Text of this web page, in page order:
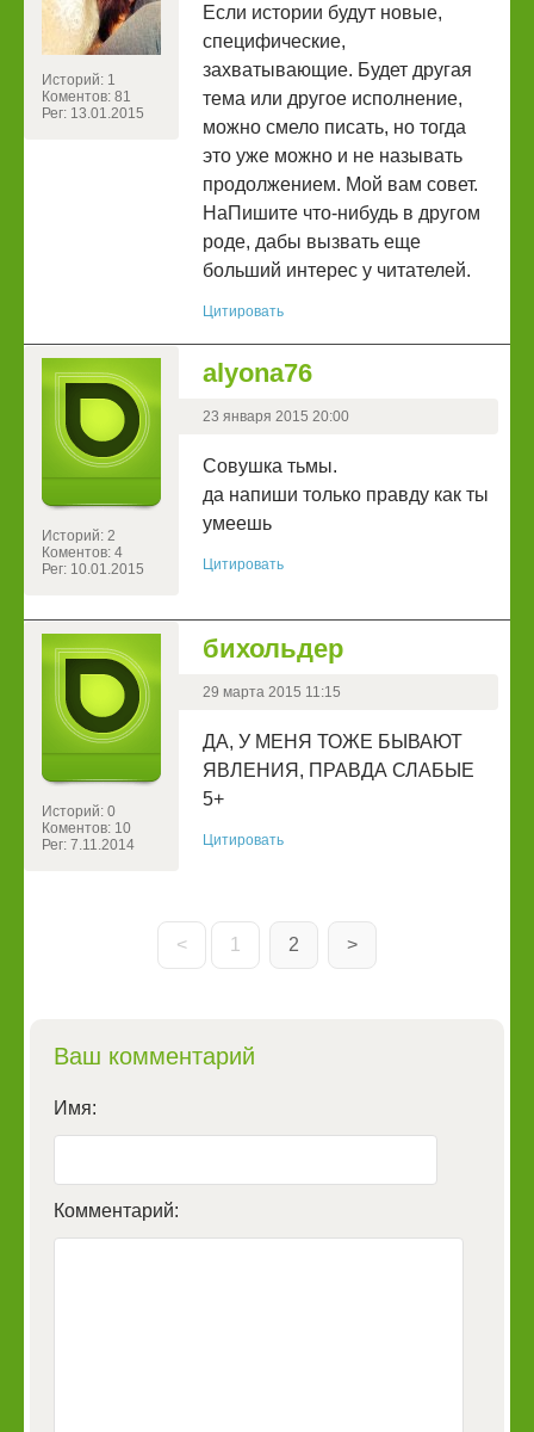
Историй: 1
Коментов: 81
Рег: 13.01.2015
Если истории будут новые,
специфические,
захватывающие. Будет другая
тема или другое исполнение,
можно смело писать, но тогда
это уже можно и не называть
продолжением. Мой вам совет.
НаПишите что-нибудь в другом
роде, дабы вызвать еще
больший интерес у читателей.
Цитировать
Историй: 2
Коментов: 4
Рег: 10.01.2015
alyona76
23 января 2015 20:00
Совушка тьмы.
да напиши только правду как ты
умеешь
Цитировать
Историй: 0
Коментов: 10
Рег: 7.11.2014
бихольдер
29 марта 2015 11:15
ДА, У МЕНЯ ТОЖЕ БЫВАЮТ
ЯВЛЕНИЯ, ПРАВДА СЛАБЫЕ
5+
Цитировать
< 1 2 >
Ваш комментарий
Имя:
Комментарий: